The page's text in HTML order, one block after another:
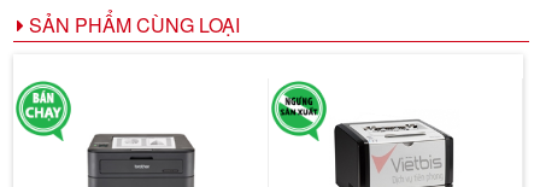
SẢN PHẨM CÙNG LOẠI